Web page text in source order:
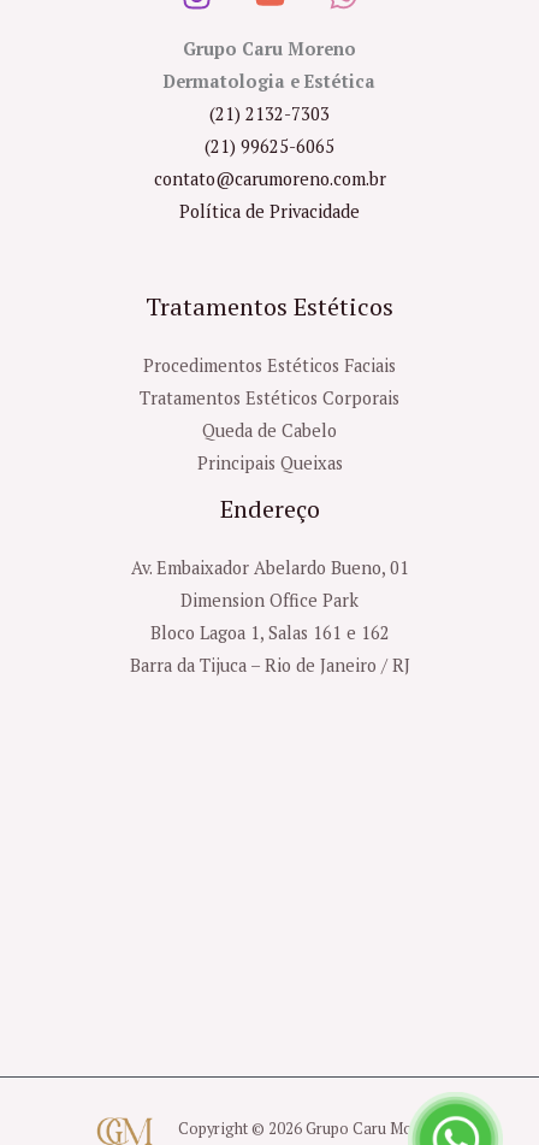
Grupo Caru Moreno
Dermatologia e Estética
(21) 2132-7303
(21) 99625-6065
contato@carumoreno.com.br
Política de Privacidade
Tratamentos Estéticos
Procedimentos Estéticos Faciais
Tratamentos Estéticos Corporais
Queda de Cabelo
Principais Queixas
Endereço
Av. Embaixador Abelardo Bueno, 01
Dimension Office Park
Bloco Lagoa 1, Salas 161 e 162
Barra da Tijuca – Rio de Janeiro / RJ
Copyright © 2026 Grupo Caru Moreno